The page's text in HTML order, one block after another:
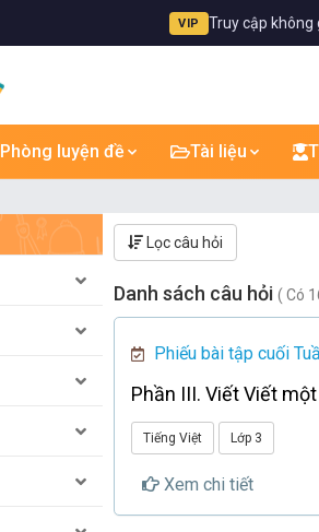
VIP Truy cập không
Phòng luyện đề Tài liệu
Lọc câu hỏi
Danh sách câu hỏi ( Có
Phiếu bài tập cuối
Phần III. Viết Viết
Tiếng Việt Lớp 3
Xem chi tiết